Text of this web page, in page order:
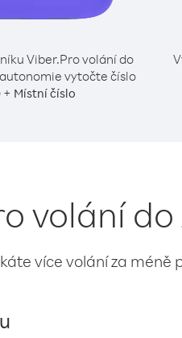
Viber.Pro volání do
vytočte číslo
+ Místní číslo
volání
více volání za